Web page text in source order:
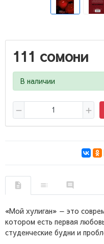
111 сомони
В наличии
«Мой хулиган» — это
котором есть первая
студенческие будни и